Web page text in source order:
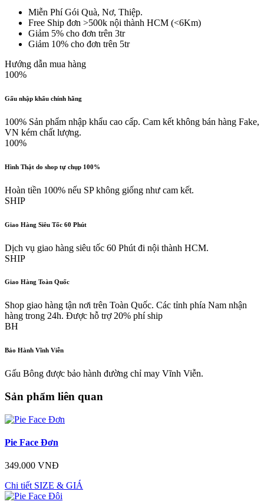
Miễn Phí Gói Quà, Nơ, Thiệp.
Free Ship đơn >500k nội thành HCM (<6Km)
Giảm 5% cho đơn trên 3tr
Giảm 10% cho đơn trên 5tr
Hướng dẫn mua hàng
100%
Gấu nhập khẩu chính hãng
100% Sản phẩm nhập khẩu cao cấp. Cam kết không bán hàng Fake,
VN kém chất lượng.
100%
Hình Thật do shop tự chụp 100%
Hoàn tiền 100% nếu SP không giống như cam kết.
SHIP
Giao Hàng Siêu Tốc 60 Phút
Dịch vụ giao hàng siêu tốc 60 Phút đi nội thành HCM.
SHIP
Giao Hàng Toàn Quốc
Shop giao hàng tận nơi trên Toàn Quốc. Các tỉnh phía Nam nhận
hàng trong 24h. Được hỗ trợ 20% phí ship
BH
Bảo Hành Vĩnh Viễn
Gấu Bông được bảo hành đường chỉ may Vĩnh Viễn.
Sản phẩm liên quan
Pie Face Đơn
349.000 VNĐ
Chi tiết SIZE & GIÁ